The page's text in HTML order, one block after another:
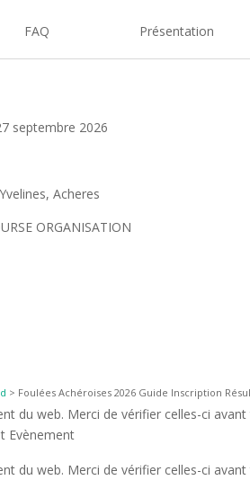
FAQ Présentation
septembre 2026
Acheres
ORGANISATION
> Foulées Achéroises 2026 Guide Inscription
du web. Merci de vérifier celles-ci
Evènement
du web. Merci de vérifier celles-ci